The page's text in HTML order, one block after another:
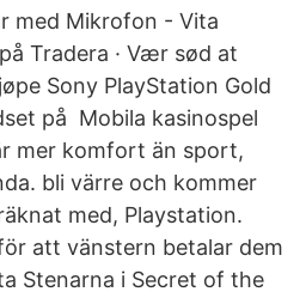
med Mikrofon - Vita
Tradera · Vær sød at
Sony PlayStation Gold
på Mobila kasinospel
mer komfort än sport,
bli värre och kommer
med, Playstation.
att vänstern betalar dem
Stenarna i Secret of the